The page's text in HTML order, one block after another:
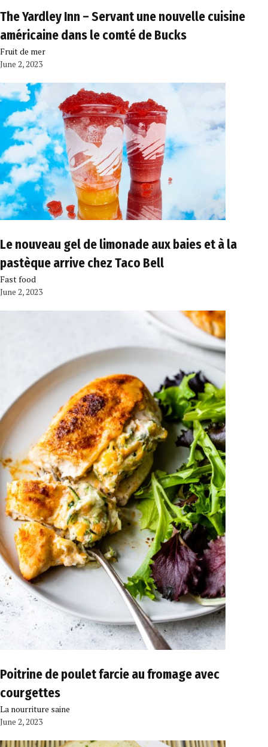
The Yardley Inn – Servant une nouvelle cuisine
américaine dans le comté de Bucks
Fruit de mer
June 2, 2023
Le nouveau gel de limonade aux baies et à la
pastèque arrive chez Taco Bell
Fast food
June 2, 2023
Poitrine de poulet farcie au fromage avec
courgettes
La nourriture saine
June 2, 2023